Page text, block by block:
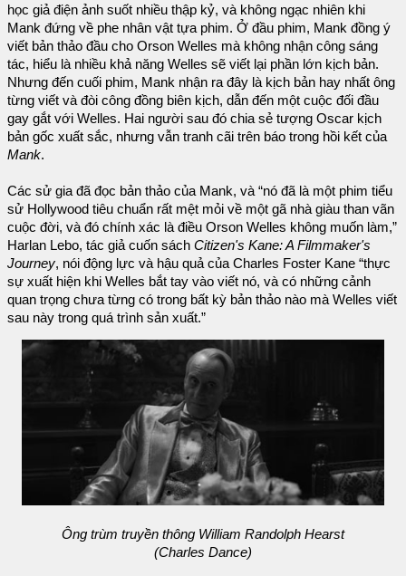
học giả điện ảnh suốt nhiều thập kỷ, và không ngạc nhiên khi
Mank đứng về phe nhân vật tựa phim. Ở đầu phim, Mank đồng ý
viết bản thảo đầu cho Orson Welles mà không nhận công sáng
tác, hiểu là nhiều khả năng Welles sẽ viết lại phần lớn kịch bản.
Nhưng đến cuối phim, Mank nhận ra đây là kịch bản hay nhất ông
từng viết và đòi công đồng biên kịch, dẫn đến một cuộc đối đầu
gay gắt với Welles. Hai người sau đó chia sẻ tượng Oscar kịch
bản gốc xuất sắc, nhưng vẫn tranh cãi trên báo trong hồi kết của
Mank.
Các sử gia đã đọc bản thảo của Mank, và “nó đã là một phim tiểu
sử Hollywood tiêu chuẩn rất mệt mỏi về một gã nhà giàu than vãn
cuộc đời, và đó chính xác là điều Orson Welles không muốn làm,”
Harlan Lebo, tác giả cuốn sách Citizen's Kane: A Filmmaker's
Journey, nói động lực và hậu quả của Charles Foster Kane “thực
sự xuất hiện khi Welles bắt tay vào viết nó, và có những cảnh
quan trọng chưa từng có trong bất kỳ bản thảo nào mà Welles viết
sau này trong quá trình sản xuất.”
Ông trùm truyền thông William Randolph Hearst
(Charles Dance)